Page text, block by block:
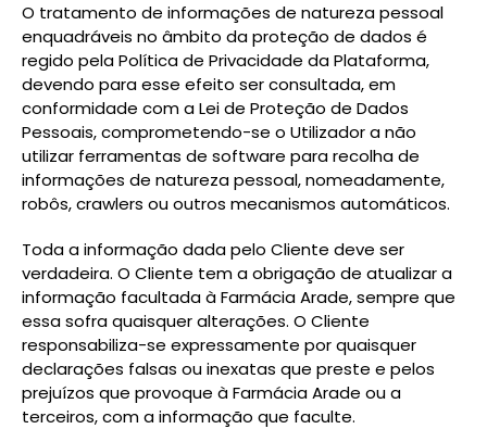
O tratamento de informações de natureza pessoal
enquadráveis no âmbito da proteção de dados é
regido pela Política de Privacidade da Plataforma,
devendo para esse efeito ser consultada, em
conformidade com a Lei de Proteção de Dados
Pessoais, comprometendo-se o Utilizador a não
utilizar ferramentas de software para recolha de
informações de natureza pessoal, nomeadamente,
robôs, crawlers ou outros mecanismos automáticos.
Toda a informação dada pelo Cliente deve ser
verdadeira. O Cliente tem a obrigação de atualizar a
informação facultada à Farmácia Arade, sempre que
essa sofra quaisquer alterações. O Cliente
responsabiliza-se expressamente por quaisquer
declarações falsas ou inexatas que preste e pelos
prejuízos que provoque à Farmácia Arade ou a
terceiros, com a informação que faculte.